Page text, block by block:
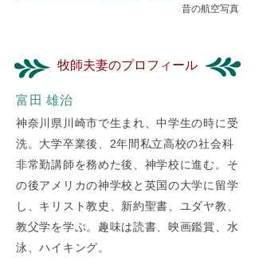
昔の航空写真
牧師夫妻のプロフィール
富田 雄治
神奈川県川崎市で生まれ、中学生の時に受
洗。大学卒業後、2年間私立高校の社会科
非常勤講師を務めた後、神学校に進む。そ
の後アメリカの神学校と英国の大学に留学
し、キリスト教史、新約聖書、ユダヤ教、
教父学を学ぶ。趣味は読書、映画鑑賞、水
泳、ハイキング。